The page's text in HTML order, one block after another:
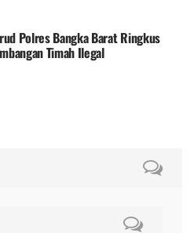
Polres Bangka Barat Ringkus
Timah Ilegal